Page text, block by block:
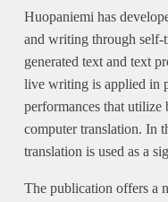
Huopaniemi has
and writing through self-
generated text and text
live writing is applied in
performances that utilize
computer translation. In
translation is used as a
The publication offers a